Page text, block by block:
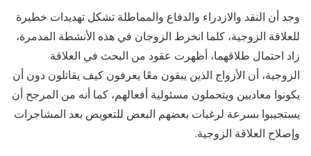
وجد أن النقد والازدراء والدفاع والمماطلة تشكل تهديدات خطيرة
للعلاقة الزوجية، كلما انخرط الزوجان في هذه الأنشطة المدمرة،
زاد احتمال طلاقهما، أظهرت عقود من البحث في العلاقة
الزوجية، أن الأزواج الذين يبقون معًا يعرفون كيف يقاتلون دون أن
يكونوا معاديين ويتحملون مسئولية أفعالهم، كما أنه من المرجح أن
يستجيبوا بسرعة لرغبات بعضهم البعض للتعويض بعد المشاجرات
وإصلاح العلاقة الزوجية.